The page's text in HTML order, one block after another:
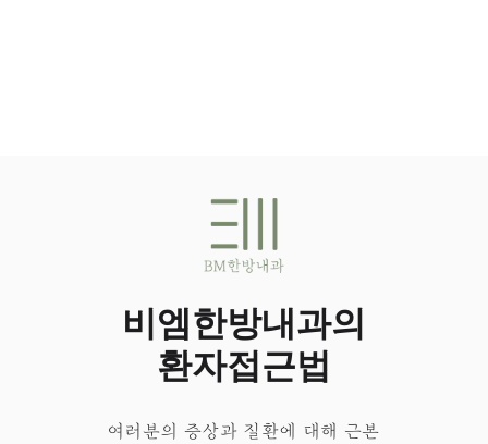
비엠한방내과의
환자접근법
여러분의 증상과 질환에 대해 근본